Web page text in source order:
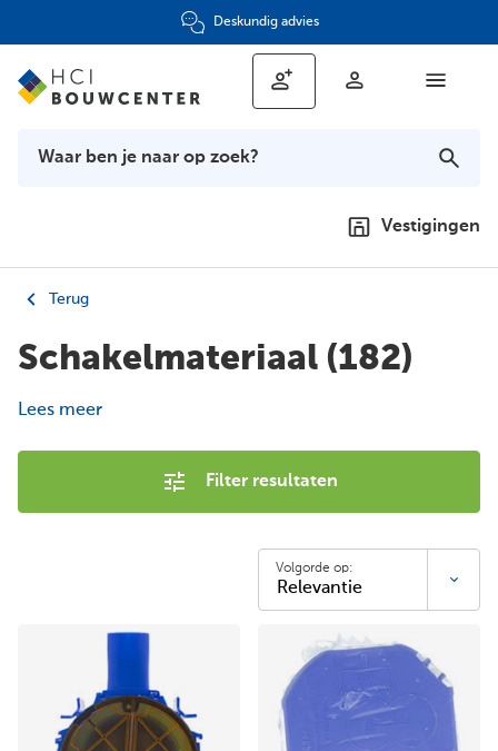
Deskundig advies
Vestigingen
Terug
Schakelmateriaal (182)
Lees meer
Filter resultaten
Volgorde op: